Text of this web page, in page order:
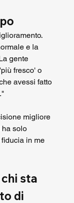
e la
gente
fresco' o
avessi fatto
migliore
ha solo
in me
sta
di